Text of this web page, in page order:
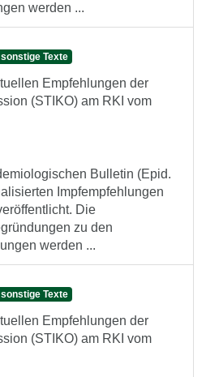
werden ...
Texte
Empfehlungen der
(STIKO) am RKI vom
Bulletin (Epid.
Impfempfehlungen
Die
zu den
werden ...
Texte
Empfehlungen der
(STIKO) am RKI vom